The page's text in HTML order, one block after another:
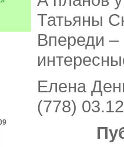
Татьяны
Впереди –
Елена
(778)